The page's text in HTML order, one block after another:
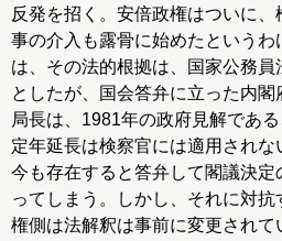
反発を招く。安倍政権はついに、
事の介入も露骨に始めたというわ
は、その法的根拠は、国家公務員
としたが、国会答弁に立った内閣
局長は、1981年の政府見解であ
定年延長は検察官には適用されな
今も存在すると答弁して閣議決定
ってしまう。しかし、それに対抗
権側は法解釈は事前に変更されて